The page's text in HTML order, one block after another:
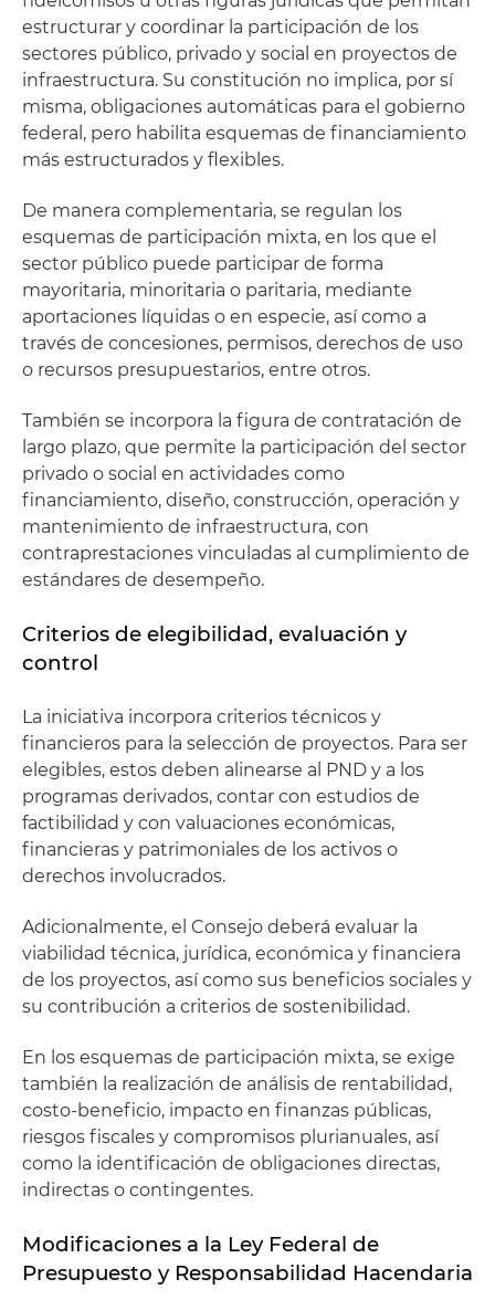
estructurar y coordinar la participación de los
sectores público, privado y social en proyectos de
infraestructura. Su constitución no implica, por sí
misma, obligaciones automáticas para el gobierno
federal, pero habilita esquemas de financiamiento
más estructurados y flexibles.
De manera complementaria, se regulan los
esquemas de participación mixta, en los que el
sector público puede participar de forma
mayoritaria, minoritaria o paritaria, mediante
aportaciones líquidas o en especie, así como a
través de concesiones, permisos, derechos de uso
o recursos presupuestarios, entre otros.
También se incorpora la figura de contratación de
largo plazo, que permite la participación del sector
privado o social en actividades como
financiamiento, diseño, construcción, operación y
mantenimiento de infraestructura, con
contraprestaciones vinculadas al cumplimiento de
estándares de desempeño.
Criterios de elegibilidad, evaluación y
control
La iniciativa incorpora criterios técnicos y
financieros para la selección de proyectos. Para ser
elegibles, estos deben alinearse al PND y a los
programas derivados, contar con estudios de
factibilidad y con valuaciones económicas,
financieras y patrimoniales de los activos o
derechos involucrados.
Adicionalmente, el Consejo deberá evaluar la
viabilidad técnica, jurídica, económica y financiera
de los proyectos, así como sus beneficios sociales y
su contribución a criterios de sostenibilidad.
En los esquemas de participación mixta, se exige
también la realización de análisis de rentabilidad,
costo-beneficio, impacto en finanzas públicas,
riesgos fiscales y compromisos plurianuales, así
como la identificación de obligaciones directas,
indirectas o contingentes.
Modificaciones a la Ley Federal de
Presupuesto y Responsabilidad Hacendaria